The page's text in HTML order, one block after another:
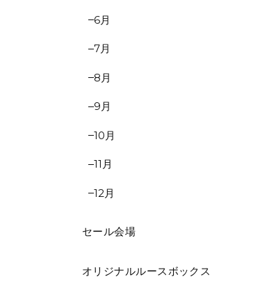
6月
7月
8月
9月
10月
11月
12月
セール会場
オリジナルルースボックス